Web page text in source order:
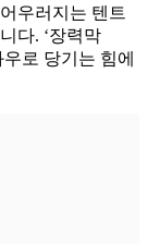
우러지는 텐트
다. ‘장력막
우로 당기는 힘에